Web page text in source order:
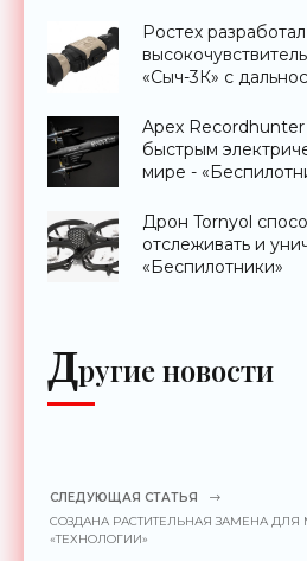
Ростех разработал
«Сыч-3К» с
Apex
быстрым
мире -
Дрон Tornyol
отслеживать и
«Беспилотники»
Другие новости
СЛЕДУЮЩАЯ СТАТЬЯ
СОЗДАНА РАСТИТЕЛЬНАЯ ЗАМЕНА
«ТЕХНОЛОГИИ»